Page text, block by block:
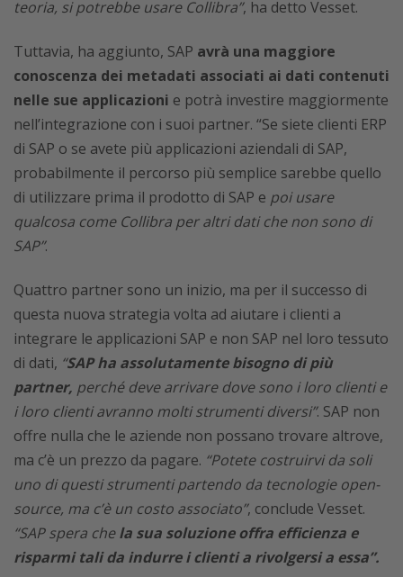
teoria, si potrebbe usare Collibra”, ha detto Vesset.
Tuttavia, ha aggiunto, SAP avrà una maggiore
conoscenza dei metadati associati ai dati contenuti
nelle sue applicazioni e potrà investire maggiormente
nell’integrazione con i suoi partner. “Se siete clienti ERP
di SAP o se avete più applicazioni aziendali di SAP,
probabilmente il percorso più semplice sarebbe quello
di utilizzare prima il prodotto di SAP e poi usare
qualcosa come Collibra per altri dati che non sono di
SAP”.
Quattro partner sono un inizio, ma per il successo di
questa nuova strategia volta ad aiutare i clienti a
integrare le applicazioni SAP e non SAP nel loro tessuto
di dati, “SAP ha assolutamente bisogno di più
partner, perché deve arrivare dove sono i loro clienti e
i loro clienti avranno molti strumenti diversi”. SAP non
offre nulla che le aziende non possano trovare altrove,
ma c’è un prezzo da pagare. “Potete costruirvi da soli
uno di questi strumenti partendo da tecnologie open-
source, ma c’è un costo associato”, conclude Vesset.
“SAP spera chela sua soluzione offra efficienza e
risparmi tali da indurre i clienti a rivolgersi a essa”.